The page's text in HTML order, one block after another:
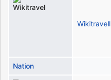
Wikitravell
Nation